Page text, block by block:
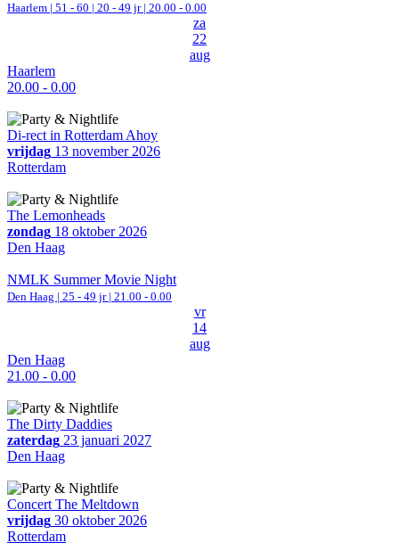
Haarlem | 51 - 60 | 20 - 49 jr | 20.00 - 0.00
za
22
aug
Haarlem
20.00 - 0.00
Di-rect in Rotterdam Ahoy
vrijdag 13 november 2026
Rotterdam
The Lemonheads
zondag 18 oktober 2026
Den Haag
NMLK Summer Movie Night
Den Haag | 25 - 49 jr | 21.00 - 0.00
vr
14
aug
Den Haag
21.00 - 0.00
The Dirty Daddies
zaterdag 23 januari 2027
Den Haag
Concert The Meltdown
vrijdag 30 oktober 2026
Rotterdam